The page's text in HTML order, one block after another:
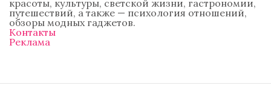
красоты, культуры, светской жизни, гастрономии,
путешествий, а также — психология отношений,
обзоры модных гаджетов.
Контакты
Реклама